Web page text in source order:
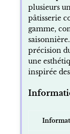
plusieurs
pâtisserie
gamme,
précision
une
inspirée